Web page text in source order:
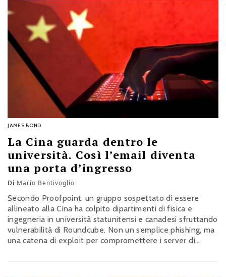
JAMES BOND
La Cina guarda dentro le
università. Così l’email diventa
una porta d’ingresso
Di Mario Bentivoglio
Secondo Proofpoint, un gruppo sospettato di essere
allineato alla Cina ha colpito dipartimenti di fisica e
ingegneria in università statunitensi e canadesi sfruttando
vulnerabilità di Roundcube. Non un semplice phishing, ma
una catena di exploit per compromettere i server di